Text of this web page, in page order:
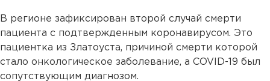
В регионе зафиксирован второй случай смерти
пациента с подтвержденным коронавирусом. Это
пациентка из Златоуста, причиной смерти которой
стало онкологическое заболевание, а COVID-19 был
сопутствующим диагнозом.